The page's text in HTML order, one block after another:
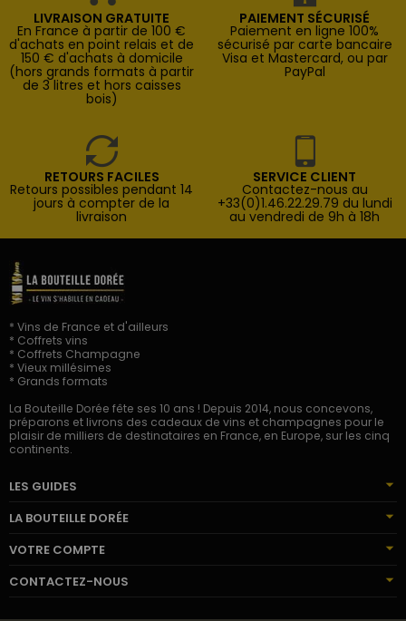
LIVRAISON GRATUITE
En France à partir de 100 €
d'achats en point relais et de
150 € d'achats à domicile
(hors grands formats à partir
de 3 litres et hors caisses
bois)
PAIEMENT SÉCURISÉ
Paiement en ligne 100%
sécurisé par carte bancaire
Visa et Mastercard, ou par
PayPal
RETOURS FACILES
Retours possibles pendant 14
jours à compter de la
livraison
SERVICE CLIENT
Contactez-nous au
+33(0)1.46.22.29.79 du lundi
au vendredi de 9h à 18h
* Vins de France et d'ailleurs
* Coffrets vins
* Coffrets Champagne
* Vieux millésimes
* Grands formats
La Bouteille Dorée fête ses 10 ans ! Depuis 2014, nous concevons,
préparons et livrons des cadeaux de vins et champagnes pour le
plaisir de milliers de destinataires en France, en Europe, sur les cinq
continents.
LES GUIDES
LA BOUTEILLE DORÉE
VOTRE COMPTE
CONTACTEZ-NOUS